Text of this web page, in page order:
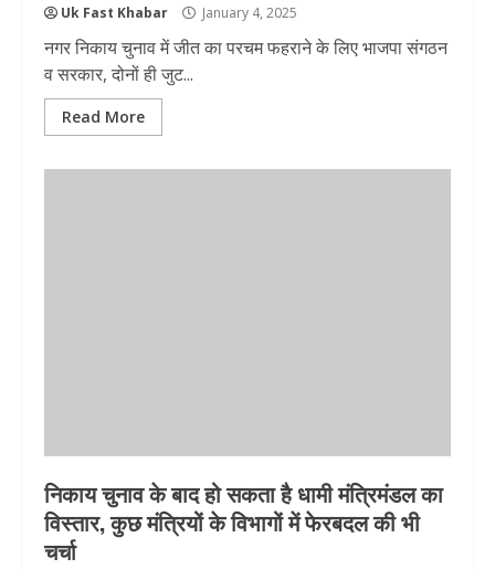
Uk Fast Khabar January 4, 2025
नगर निकाय चुनाव में जीत का परचम फहराने के लिए भाजपा संगठन
व सरकार, दोनों ही जुट...
Read More
निकाय चुनाव के बाद हो सकता है धामी मंत्रिमंडल का
विस्तार, कुछ मंत्रियों के विभागों में फेरबदल की भी
चर्चा